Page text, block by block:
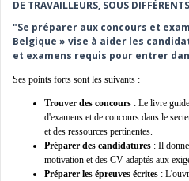
DE TRAVAILLEURS, SOUS
"Se préparer aux concours et
Belgique » vise à aider les
et examens requis pour entrer
Ses points forts sont les suivants :
Trouver des concours : Le livre
d'examens et de concours dans le
et des ressources pertinentes.
Préparer des candidatures : Il
motivation et des CV adaptés aux
Préparer les épreuves écrites :